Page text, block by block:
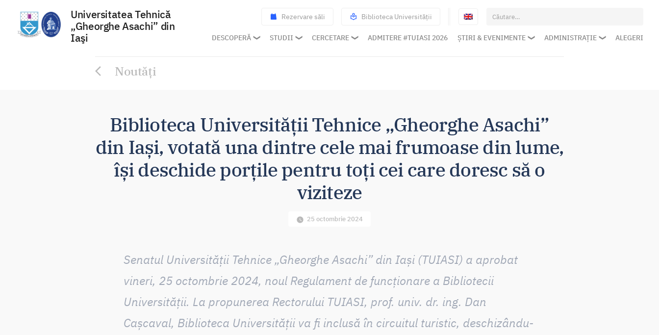
Universitatea Tehnică
„Gheorghe Asachi” din
Iaşi
Rezervare săli Biblioteca Universității
Caută
după:
DESCOPERĂ STUDII CERCETARE ADMITERE #TUIASI 2026 ȘTIRI & EVENIMENTE ADMINISTRAȚIE ALEGERI
Noutăți
Biblioteca Universității Tehnice „Gheorghe Asachi”
din Iași, votată una dintre cele mai frumoase din lume,
își deschide porțile pentru toți cei care doresc să o
viziteze
25 octombrie 2024
Senatul Universității Tehnice „Gheorghe Asachi” din Iași (TUIASI) a aprobat
vineri, 25 octombrie 2024, noul Regulament de funcționare a Bibliotecii
Universității. La propunerea Rectorului TUIASI, prof. univ. dr. ing. Dan
Cașcaval, Biblioteca Universității va fi inclusă în circuitul turistic, deschizându-